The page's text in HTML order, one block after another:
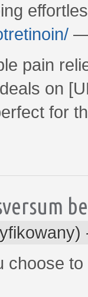
pain
on
for
choose